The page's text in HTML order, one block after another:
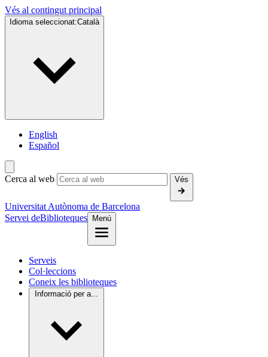
Vés al contingut principal
Idioma seleccionat:Català
English
Español
Cerca al web Vés
Universitat Autònoma de Barcelona
Servei deBiblioteques Menú
Serveis
Col·leccions
Coneix les biblioteques
Informació per a...